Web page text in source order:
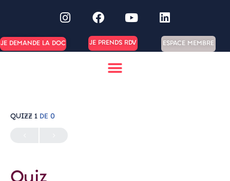
JE DEMANDE LA DOC JE PRENDS RDV ESPACE MEMBRE
QUIZZ 1 DE 0